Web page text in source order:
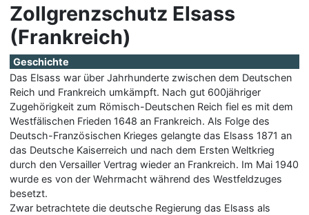
Zollgrenzschutz Elsass
(Frankreich)
Geschichte
Das Elsass war über Jahrhunderte zwischen dem Deutschen
Reich und Frankreich umkämpft. Nach gut 600jähriger
Zugehörigkeit zum Römisch-Deutschen Reich fiel es mit dem
Westfälischen Frieden 1648 an Frankreich. Als Folge des
Deutsch-Französischen Krieges gelangte das Elsass 1871 an
das Deutsche Kaiserreich und nach dem Ersten Weltkrieg
durch den Versailler Vertrag wieder an Frankreich. Im Mai 1940
wurde es von der Wehrmacht während des Westfeldzuges
besetzt.
Zwar betrachtete die deutsche Regierung das Elsass als